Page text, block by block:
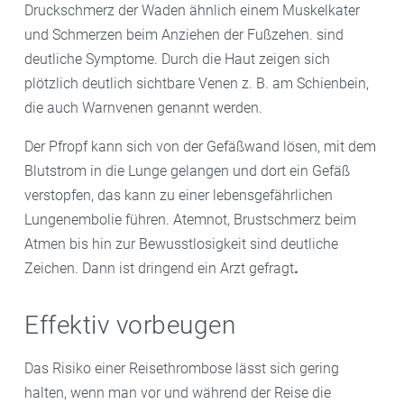
Druckschmerz der Waden ähnlich einem Muskelkater
und Schmerzen beim Anziehen der Fußzehen. sind
deutliche Symptome. Durch die Haut zeigen sich
plötzlich deutlich sichtbare Venen z. B. am Schienbein,
die auch Warnvenen genannt werden.
Der Pfropf kann sich von der Gefäßwand lösen, mit dem
Blutstrom in die Lunge gelangen und dort ein Gefäß
verstopfen, das kann zu einer lebensgefährlichen
Lungenembolie führen. Atemnot, Brustschmerz beim
Atmen bis hin zur Bewusstlosigkeit sind deutliche
Zeichen. Dann ist dringend ein Arzt gefragt.
Effektiv vorbeugen
Das Risiko einer Reisethrombose lässt sich gering
halten, wenn man vor und während der Reise die